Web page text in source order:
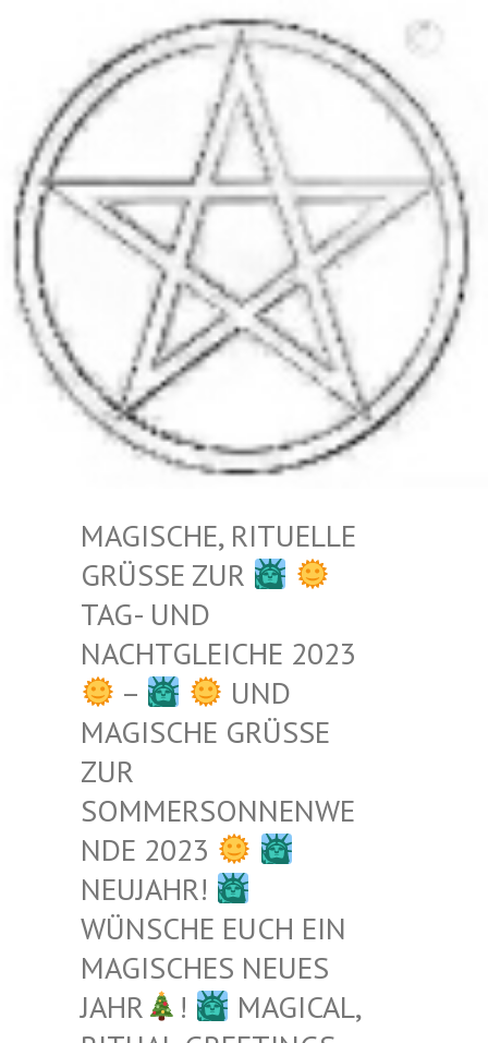
MAGISCHE, RITUELLE
GRÜSSE ZUR
TAG- UND
NACHTGLEICHE 2023
–
UND
MAGISCHE GRÜSSE Z
UR S
OMMERSONNENWEN
DE 2023
NEUJAHR!
WÜNSCHE EUCH EIN
MAGISCHES NEUES
JAHR
!
MAGICAL,